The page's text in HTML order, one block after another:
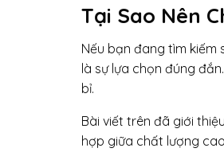
Tại Sao Nên
Nếu bạn đang tìm kiếm
là sự lựa chọn đúng
bỉ.
Bài viết trên đã giới
hợp giữa chất lượng